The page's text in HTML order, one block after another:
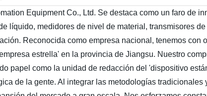
Equipment Co., Ltd. Se destaca como un faro de
líquido, medidores de nivel de material, transmisores
Reconocida como empresa nacional, tenemos
estrella' en la provincia de Jiangsu. Nuestro
papel como la unidad de redacción del 'dispositivo
de la gente. Al integrar las metodologías